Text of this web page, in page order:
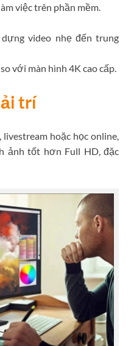
việc trên phần mềm.
video nhẹ đến trung
với màn hình 4K cao cấp.
trí
livestream hoặc học online,
ảnh tốt hơn Full HD, đặc